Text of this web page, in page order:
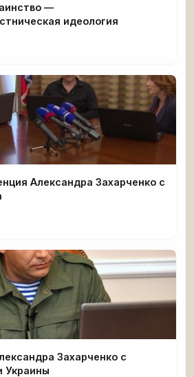
—
идеология
Александра Захарченко с
Захарченко с
Украины